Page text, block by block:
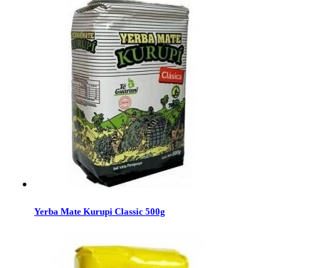
Yerba Mate Kurupi Classic 500g